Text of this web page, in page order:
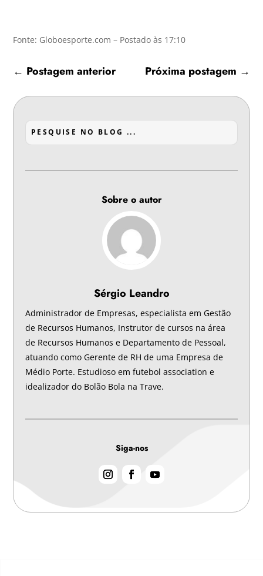
Fonte: Globoesporte.com – Postado às 17:10
← Postagem anterior Próxima postagem →
Sobre o autor
Sérgio Leandro
Administrador de Empresas, especialista em Gestão
de Recursos Humanos, Instrutor de cursos na área
de Recursos Humanos e Departamento de Pessoal,
atuando como Gerente de RH de uma Empresa de
Médio Porte. Estudioso em futebol association e
idealizador do Bolão Bola na Trave.
Siga-nos